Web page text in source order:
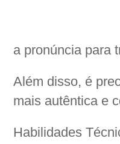
a pronúncia para
Além disso, é
mais autêntica e
Habilidades